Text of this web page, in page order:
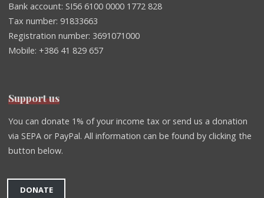
Bank account: SI56 6100 0000 1772 828
Tax number: 91833663
Registration number: 3691071000
Mobile: +386 41 829 657
Support us
You can donate 1% of your income tax or send us a donation
via SEPA or PayPal. All information can be found by clicking the
button below.
DONATE